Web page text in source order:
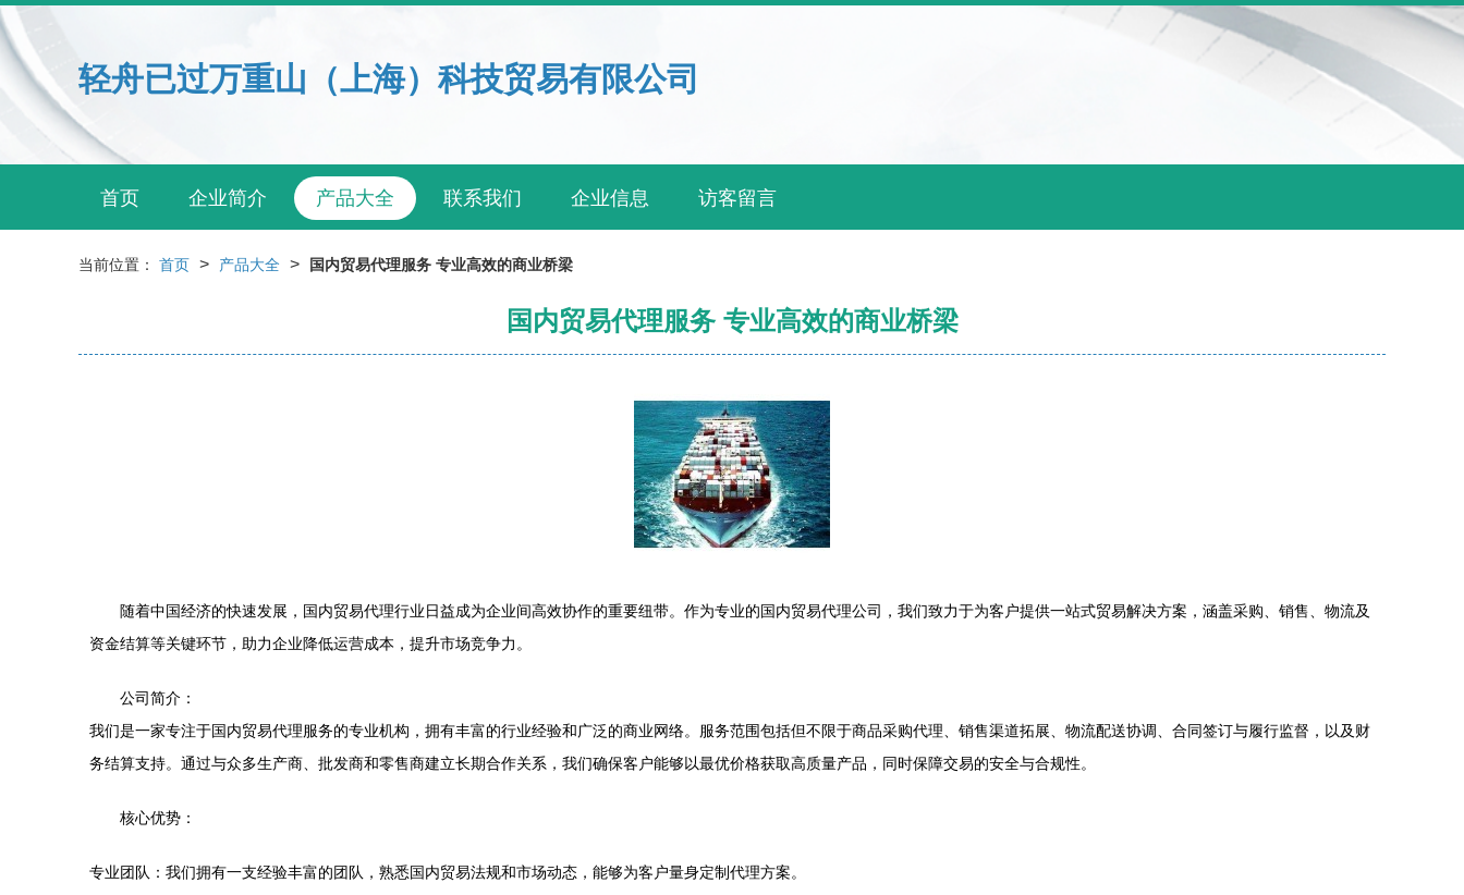
轻舟已过万重山（上海）科技贸易有限公司
首页 企业简介 产品大全 联系我们 企业信息 访客留言
当前位置： 首页 > 产品大全 > 国内贸易代理服务 专业高效的商业桥梁
国内贸易代理服务 专业高效的商业桥梁
随着中国经济的快速发展，国内贸易代理行业日益成为企业间高效协作的重要纽带。作为专业的国内贸易代理公司，我们致力于为客户提供一站式贸易解决方案，涵盖采购、销售、物流及
资金结算等关键环节，助力企业降低运营成本，提升市场竞争力。
公司简介：
我们是一家专注于国内贸易代理服务的专业机构，拥有丰富的行业经验和广泛的商业网络。服务范围包括但不限于商品采购代理、销售渠道拓展、物流配送协调、合同签订与履行监督，以及财
务结算支持。通过与众多生产商、批发商和零售商建立长期合作关系，我们确保客户能够以最优价格获取高质量产品，同时保障交易的安全与合规性。
核心优势：
专业团队：我们拥有一支经验丰富的团队，熟悉国内贸易法规和市场动态，能够为客户量身定制代理方案。